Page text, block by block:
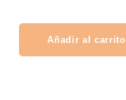
Añadir al carrito